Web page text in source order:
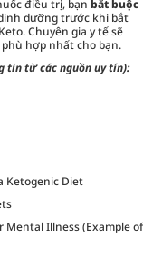
điều trị, bạn bắt buộc
dưỡng trước khi bắt
Chuyên gia y tế sẽ
hợp nhất cho bạn.
tin từ các nguồn uy tín):
Ketogenic Diet
Mental Illness (Example of